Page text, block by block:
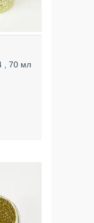
, 70 мл